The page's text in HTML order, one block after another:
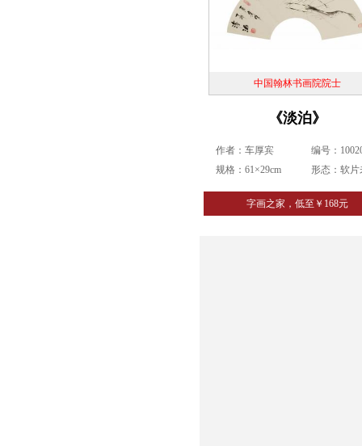
中国翰林书画院院士
《淡泊》
作者：车厚宾
规格：61×29cm
编号：
形态：软片
字画之家，低至￥168元